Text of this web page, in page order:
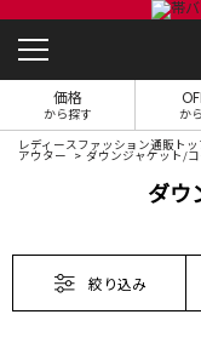
価格
から探す か
レディースファッション通販ト
アウター ダウンジャケット/コ
ダウ
絞り込み